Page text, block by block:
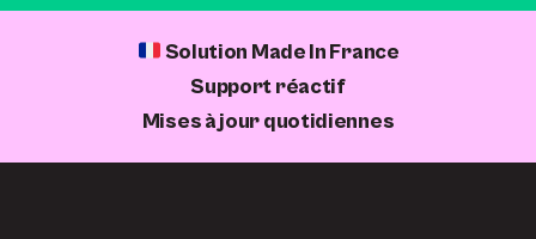
Solution Made In France
Support réactif
Mises à jour quotidiennes